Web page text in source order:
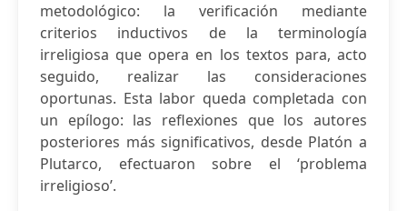
metodológico: la verificación mediante
criterios inductivos de la terminología
irreligiosa que opera en los textos para, acto
seguido, realizar las consideraciones
oportunas. Esta labor queda completada con
un epílogo: las reflexiones que los autores
posteriores más significativos, desde Platón a
Plutarco, efectuaron sobre el ‘problema
irreligioso’.